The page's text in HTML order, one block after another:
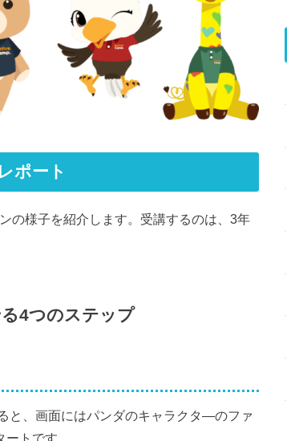
ポート
の様子を紹介します。受講するのは、3年
4つのステップ
と、画面にはパンダのキャラクタ―のファ
トです。